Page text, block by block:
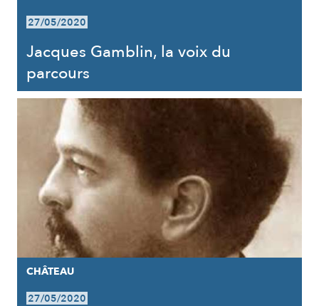
27/05/2020
Jacques Gamblin, la voix du
parcours
CHÂTEAU
27/05/2020